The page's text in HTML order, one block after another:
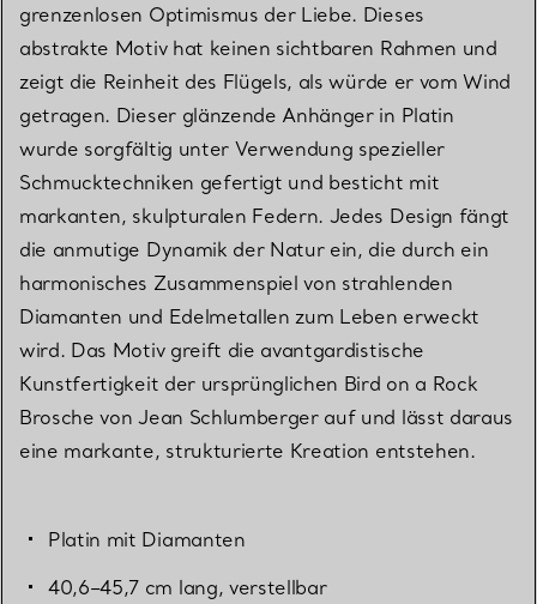
grenzenlosen Optimismus der Liebe. Dieses
abstrakte Motiv hat keinen sichtbaren Rahmen und
zeigt die Reinheit des Flügels, als würde er vom Wind
getragen. Dieser glänzende Anhänger in Platin
wurde sorgfältig unter Verwendung spezieller
Schmucktechniken gefertigt und besticht mit
markanten, skulpturalen Federn. Jedes Design fängt
die anmutige Dynamik der Natur ein, die durch ein
harmonisches Zusammenspiel von strahlenden
Diamanten und Edelmetallen zum Leben erweckt
wird. Das Motiv greift die avantgardistische
Kunstfertigkeit der ursprünglichen Bird on a Rock
Brosche von Jean Schlumberger auf und lässt daraus
eine markante, strukturierte Kreation entstehen.
Platin mit Diamanten
40,6–45,7 cm lang, verstellbar